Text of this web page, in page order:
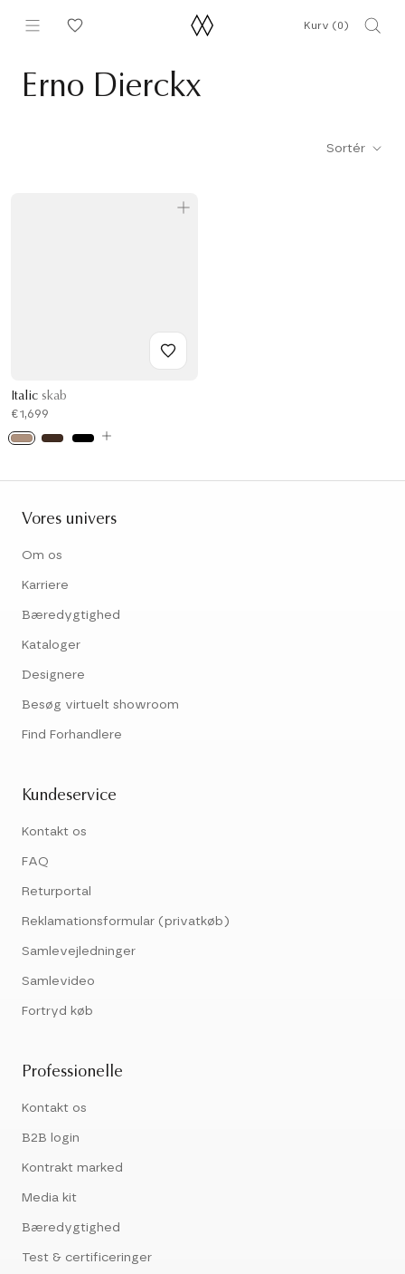
Kurv (0)
Erno Dierckx
Sortér
Italic skab
€1,699
Vores univers
Om os
Karriere
Bæredygtighed
Kataloger
Designere
Besøg virtuelt showroom
Find Forhandlere
Kundeservice
Kontakt os
FAQ
Returportal
Reklamationsformular (privatkøb)
Samlevejledninger
Samlevideo
Fortryd køb
Professionelle
Kontakt os
B2B login
Kontrakt marked
Media kit
Bæredygtighed
Test & certificeringer